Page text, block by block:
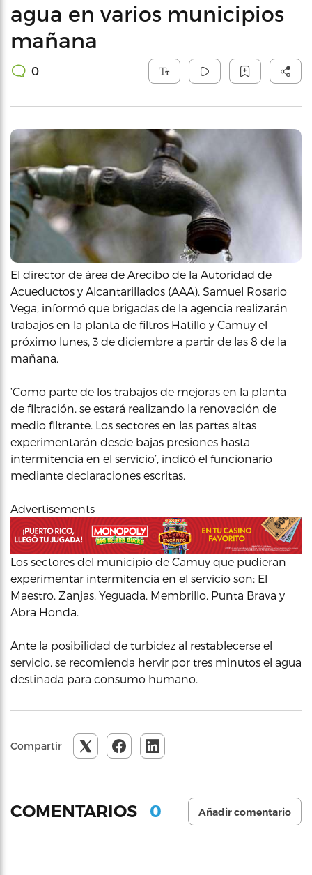
agua en varios municipios
mañana
0
El director de área de Arecibo de la Autoridad de
Acueductos y Alcantarillados (AAA), Samuel Rosario
Vega, informó que brigadas de la agencia realizarán
trabajos en la planta de filtros Hatillo y Camuy el
próximo lunes, 3 de diciembre a partir de las 8 de la
mañana.
‘Como parte de los trabajos de mejoras en la planta
de filtración, se estará realizando la renovación de
medio filtrante. Los sectores en las partes altas
experimentarán desde bajas presiones hasta
intermitencia en el servicio’, indicó el funcionario
mediante declaraciones escritas.
Advertisements
Los sectores del municipio de Camuy que pudieran
experimentar intermitencia en el servicio son: El
Maestro, Zanjas, Yeguada, Membrillo, Punta Brava y
Abra Honda.
Ante la posibilidad de turbidez al restablecerse el
servicio, se recomienda hervir por tres minutos el agua
destinada para consumo humano.
Compartir
COMENTARIOS 0 Añadir comentario